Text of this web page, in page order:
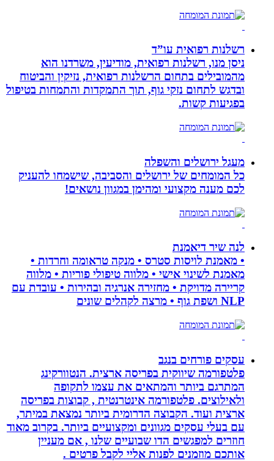
רשלנות רפואית עו”ד
ניסן מנו, רשלנות רפואית, מודיעין, משרדנו הוא
מהמובילים בתחום הרשלנות רפואית, נזיקין והביטוח
ובדגש לתחום נזקי גוף, תוך התמקדות והתמחות בטיפול
בפגיעות קשות.
מעגל ירושלים והשפלה
כל המומחים של ירושלים והסביבה, שישמחו להעניק
לכם מענה מקצועי ומהימן במגוון נושאים!
לנה שיר דיאמנת
• מאמנת לויסות סטרס • מנקה טראומה וחרדות •
מאמנת לשינוי אישי • מלווה טיפולי פוריות • מלווה
קריירה מדויקת • מחזירה אנרגיה ובהירות • עובדת עם
עסקים פורחים בנגב
פלטפורמה שיווקית בפריסה ארצית. הנטוורקינג
המתרגם ביותר והמתאים את עצמו לתקופה
ולאילוצים. פלטפורמה אינטרנטית , קבוצות בפריסה
ארצית ועוד. הקבוצה הדרומית ביותר נמצאת במיתר,
עם בעלי עסקים מגוונים ומקצועיים ביותר. בקרוב מאוד
חוזרים למפגשים הדו שבועיים שלנו , אם מעניין
אותכם מוזמנים לפנות אליי לקבל פרטים .